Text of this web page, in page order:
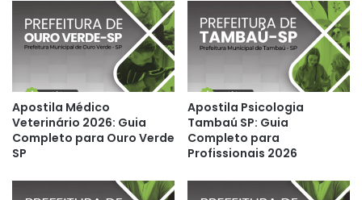
Apostila Médico
Veterinário 2026: Guia
Completo para Ouro Verde
SP
Apostila Psicologia
Tambaú SP: Guia
Completo para
Profissionais 2026